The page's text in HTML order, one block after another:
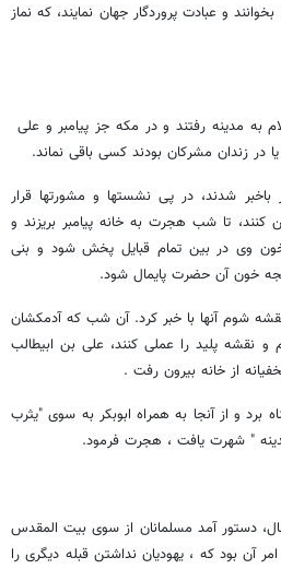
و عبادت پروردگار جهان نمایند، که نماز
به مدینه رفتند و در مکه جز پیامبر و علی
در زندان مشرکان بودند کسی باقی نماند.
شدند، در پی نشستها و مشورتها قرار
کنند، تا شب هجرت به خانه پیامبر بریزند و
وی در بین تمام قبایل پخش شود و بنی
خون آن حضرت پایمال شود.
شوم آنها با خبر کرد. آن شب که آدمکشان
نقشه پلید را عملی کنند، علی بن ابیطالب
از خانه بیرون رفت .
برد و از آنجا به همراه ابوبکر به سوی "یثرب
" شهرت یافت ، هجرت فرمود.
دستور آمد مسلمانان از سوی بیت المقدس
آن بود که ، یهودیان نداشتن قبله دیگری را